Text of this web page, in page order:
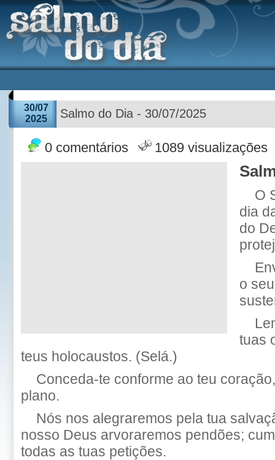
30/07
2025
Salmo do Dia - 30/07/2025
0 comentários 1089 visualizações
O
dia
do
o
tuas
teus holocaustos. (Selá.)
Conceda-te conforme ao teu
plano.
Nós nos alegraremos pela tua
nosso Deus arvoraremos pendões;
todas as tuas petições.